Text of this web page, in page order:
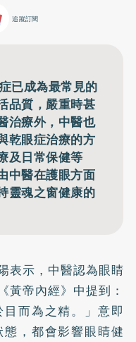
追蹤訂閱
已成為最常見的
品質，嚴重時甚
治療外，中醫也
乾眼症治療的方
及日常保健等
中醫在護眼方面
靈魂之窗健康的
表示，中醫認為眼睛
黃帝內經》中提到：
目而為之精。」意即
，都會影響眼睛健